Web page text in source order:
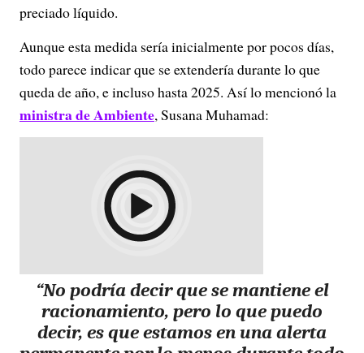
preciado líquido.
Aunque esta medida sería inicialmente por pocos días,
todo parece indicar que se extendería durante lo que
queda de año, e incluso hasta 2025. Así lo mencionó la
ministra de Ambiente, Susana Muhamad:
“No podría decir que se mantiene el
racionamiento, pero lo que puedo
decir, es que estamos en una alerta